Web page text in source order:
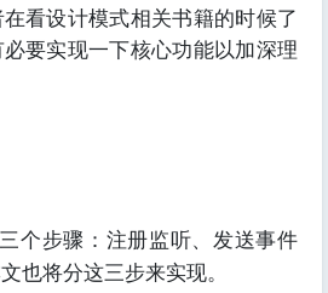
看设计模式相关书籍的时候了
要实现一下核心功能以加深理
个步骤：注册监听、发送事件
也将分这三步来实现。